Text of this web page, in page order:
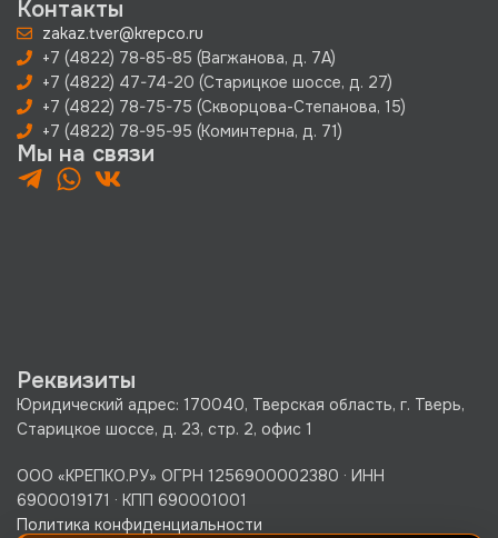
Контакты
zakaz.tver@krepco.ru
+7 (4822) 78-85-85 (Вагжанова, д. 7А)
+7 (4822) 47-74-20 (Старицкое шоссе, д. 27)
+7 (4822) 78-75-75 (Скворцова-Степанова, 15)
+7 (4822) 78-95-95 (Коминтерна, д. 71)
Мы на связи
Реквизиты
Юридический адрес: 170040, Тверская область, г. Тверь,
Старицкое шоссе, д. 23, стр. 2, офис 1
ООО «КРЕПКО.РУ» ОГРН 1256900002380 · ИНН
6900019171 · КПП 690001001
Политика конфиденциальности